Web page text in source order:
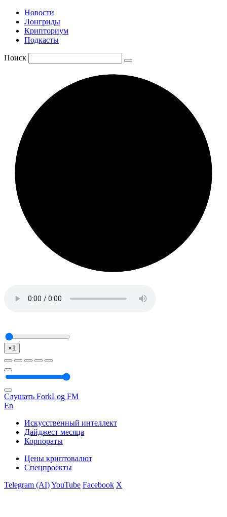
Новости
Лонгриды
Крипториум
Подкасты
Поиск
×1
Слушать ForkLog FM
En
Искусственный интеллект
Дайджест месяца
Корпораты
Цены криптовалют
Спецпроекты
Telegram (AI)YouTube Facebook X